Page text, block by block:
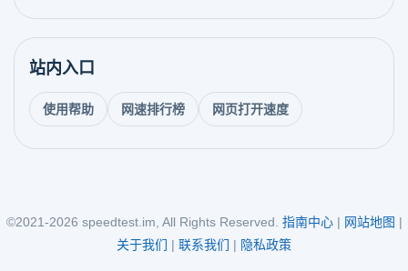
站内入口
使用帮助 网速排行榜 网页打开速度
©2021-2026 speedtest.im, All Rights Reserved. 指南中心| 网站地图 |
关于我们 | 联系我们 | 隐私政策